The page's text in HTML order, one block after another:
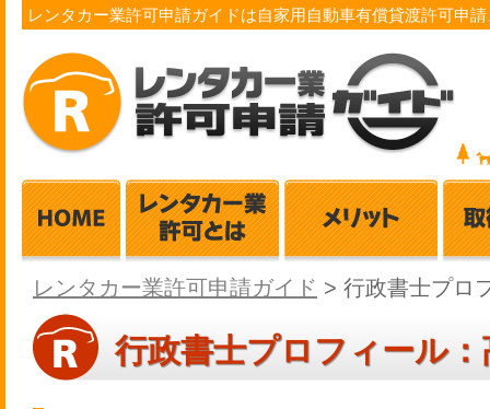
レンタカー業許可申請ガイドは自家用自動車有償貸渡許可申
レンタカー業許可申請ガイド > 行政書士プロ
行政書士プロフィール：